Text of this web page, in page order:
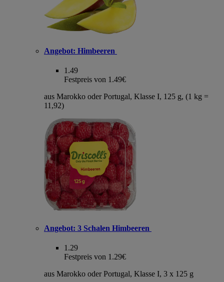
Angebot: Himbeeren
1.49
Festpreis von 1.49€
aus Marokko oder Portugal, Klasse I, 125 g, (1 kg =
11,92)
Angebot: 3 Schalen Himbeeren
1.29
Festpreis von 1.29€
aus Marokko oder Portugal, Klasse I, 3 x 125 g